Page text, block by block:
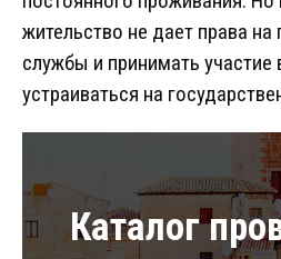
жительство не дает права
службы и принимать участие
устраиваться на
Каталог